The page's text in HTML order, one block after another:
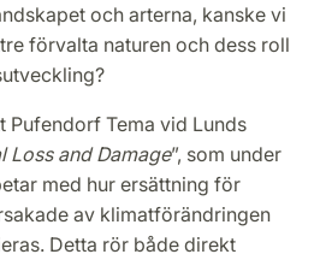
och arterna, kanske vi
förvalta naturen och dess roll
Pufendorf Tema vid Lunds
Loss and Damage”, som under
med hur ersättning för
av klimatförändringen
Detta rör både direkt